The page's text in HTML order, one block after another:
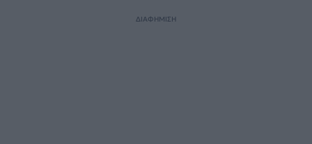
ΔΙΑΦΗΜΙΣΗ